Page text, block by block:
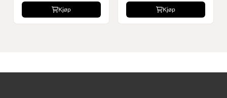
Kjøp
Kjøp